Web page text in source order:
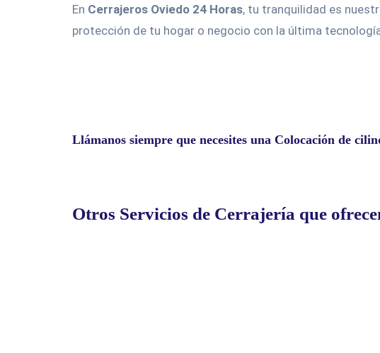
En Cerrajeros Oviedo 24 Horas, tu tranquilidad es
protección de tu hogar o negocio con la última
Llámanos siempre que necesites una Colocación de
Otros Servicios de Cerrajería que